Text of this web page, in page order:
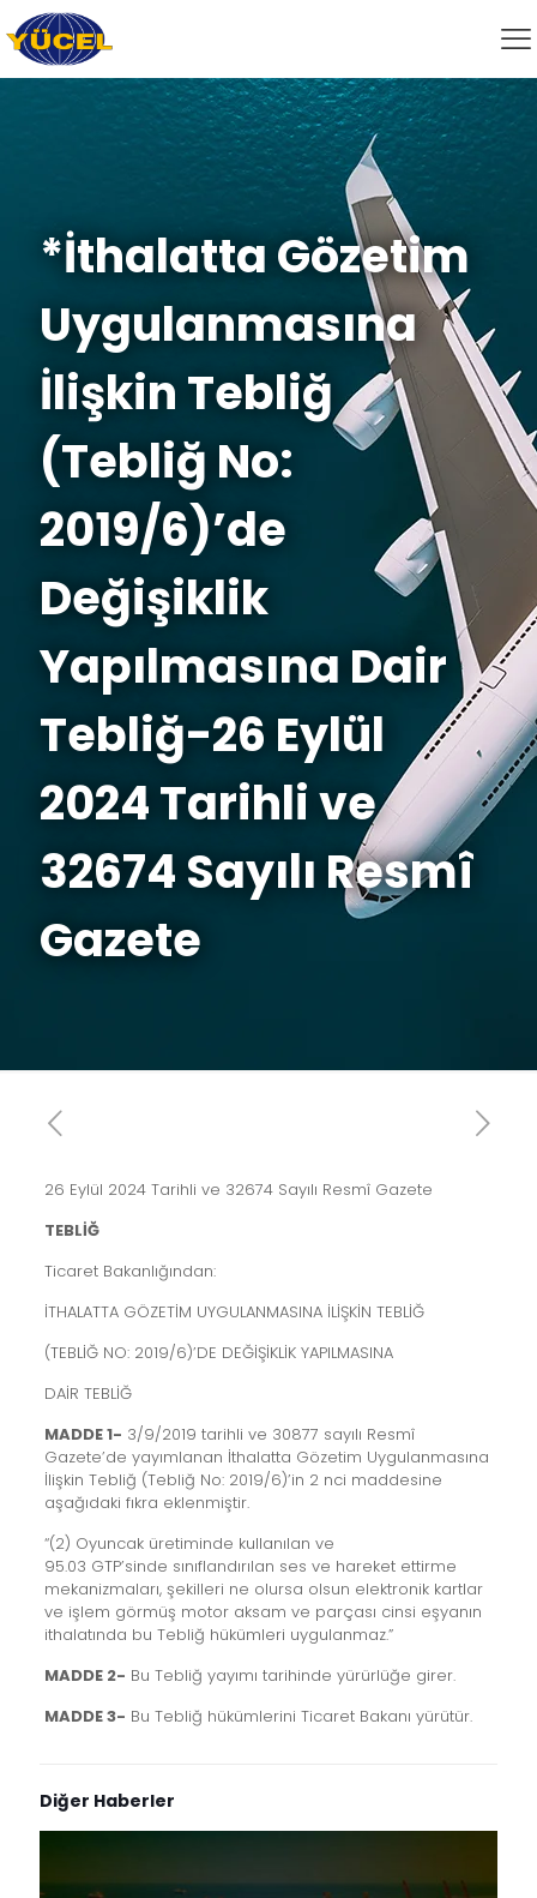
*İthalatta Gözetim
Uygulanmasına
İlişkin Tebliğ
(Tebliğ No:
2019/6)’de
Değişiklik
Yapılmasına Dair
Tebliğ-26 Eylül
2024 Tarihli ve
32674 Sayılı Resmî
Gazete
26 Eylül 2024 Tarihli ve 32674 Sayılı Resmî Gazete
TEBLİĞ
Ticaret Bakanlığından:
İTHALATTA GÖZETİM UYGULANMASINA İLİŞKİN TEBLİĞ
(TEBLİĞ NO: 2019/6)’DE DEĞİŞİKLİK YAPILMASINA
DAİR TEBLİĞ
MADDE 1- 3/9/2019 tarihli ve 30877 sayılı Resmî
Gazete’de yayımlanan İthalatta Gözetim Uygulanmasına
İlişkin Tebliğ (Tebliğ No: 2019/6)’in 2 nci maddesine
aşağıdaki fıkra eklenmiştir.
“(2) Oyuncak üretiminde kullanılan ve
95.03 GTP’sinde sınıflandırılan ses ve hareket ettirme
mekanizmaları, şekilleri ne olursa olsun elektronik kartlar
ve işlem görmüş motor aksam ve parçası cinsi eşyanın
ithalatında bu Tebliğ hükümleri uygulanmaz.”
MADDE 2- Bu Tebliğ yayımı tarihinde yürürlüğe girer.
MADDE 3- Bu Tebliğ hükümlerini Ticaret Bakanı yürütür.
Diğer Haberler